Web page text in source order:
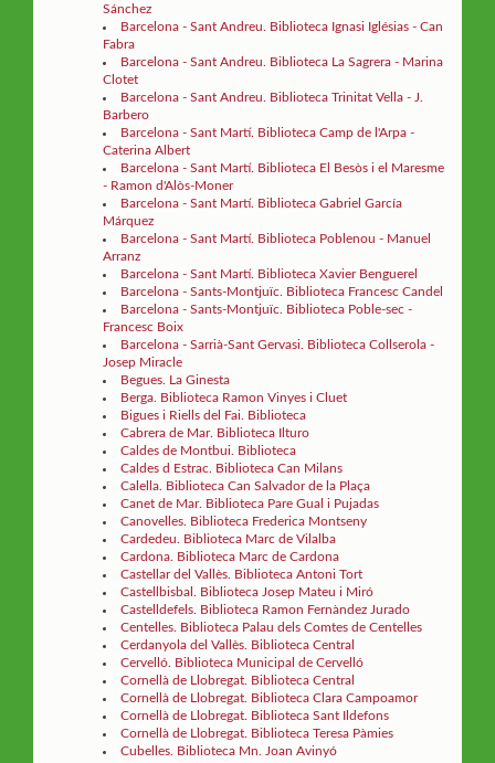
Sánchez
Barcelona - Sant Andreu. Biblioteca Ignasi Iglésias - Can
Fabra
Barcelona - Sant Andreu. Biblioteca La Sagrera - Marina
Clotet
Barcelona - Sant Andreu. Biblioteca Trinitat Vella - J.
Barbero
Barcelona - Sant Martí. Biblioteca Camp de l'Arpa -
Caterina Albert
Barcelona - Sant Martí. Biblioteca El Besòs i el Maresme
- Ramon d'Alòs-Moner
Barcelona - Sant Martí. Biblioteca Gabriel García
Márquez
Barcelona - Sant Martí. Biblioteca Poblenou - Manuel
Arranz
Barcelona - Sant Martí. Biblioteca Xavier Benguerel
Barcelona - Sants-Montjuïc. Biblioteca Francesc Candel
Barcelona - Sants-Montjuïc. Biblioteca Poble-sec -
Francesc Boix
Barcelona - Sarrià-Sant Gervasi. Biblioteca Collserola -
Josep Miracle
Begues. La Ginesta
Berga. Biblioteca Ramon Vinyes i Cluet
Bigues i Riells del Fai. Biblioteca
Cabrera de Mar. Biblioteca Ilturo
Caldes de Montbui. Biblioteca
Caldes d Estrac. Biblioteca Can Milans
Calella. Biblioteca Can Salvador de la Plaça
Canet de Mar. Biblioteca Pare Gual i Pujadas
Canovelles. Biblioteca Frederica Montseny
Cardedeu. Biblioteca Marc de Vilalba
Cardona. Biblioteca Marc de Cardona
Castellar del Vallès. Biblioteca Antoni Tort
Castellbisbal. Biblioteca Josep Mateu i Miró
Castelldefels. Biblioteca Ramon Fernàndez Jurado
Centelles. Biblioteca Palau dels Comtes de Centelles
Cerdanyola del Vallès. Biblioteca Central
Cervelló. Biblioteca Municipal de Cervelló
Cornellà de Llobregat. Biblioteca Central
Cornellà de Llobregat. Biblioteca Clara Campoamor
Cornellà de Llobregat. Biblioteca Sant Ildefons
Cornellà de Llobregat. Biblioteca Teresa Pàmies
Cubelles. Biblioteca Mn. Joan Avinyó